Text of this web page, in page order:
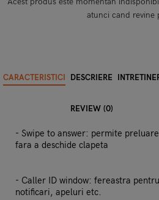
atunci cand revine
CARACTERISTICI DESCRIERE
REVIEW (0)
- Swipe to answer: permite
fara a deschide clapeta
- Caller ID window: fereastra
notificari, apeluri etc.